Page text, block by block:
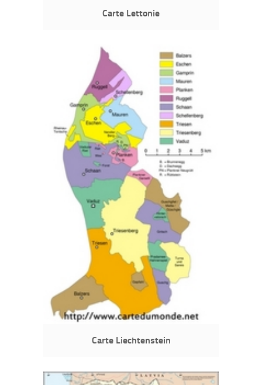
Carte Lettonie
Carte Liechtenstein